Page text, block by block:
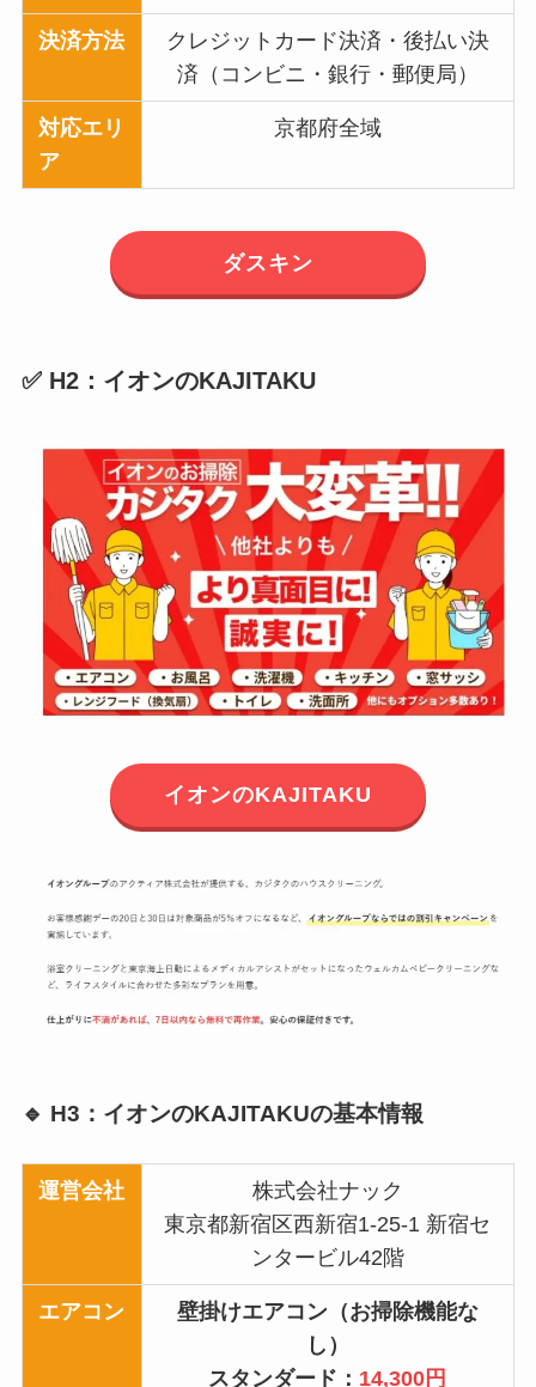
決済方法
クレジットカード決済・後払い決
済（コンビニ・銀行・郵便局）
対応エリ
ア
京都府全域
ダスキン
✅ H2：イオンのKAJITAKU
イオンのKAJITAKU
🔹 H3：イオンのKAJITAKUの基本情報
運営会社
株式会社ナック
東京都新宿区西新宿1-25-1 新宿セ
ンタービル42階
エアコン
壁掛けエアコン（お掃除機能な
し）
スタンダード： 14,300円